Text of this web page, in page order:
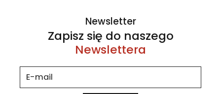
Newsletter
Zapisz się do naszego
Newslettera